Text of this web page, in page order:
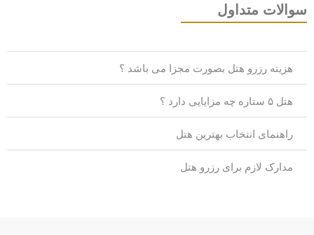
متداول
هزینه رزرو هتل بصورت مجزا می باشد ؟
هتل ۵ ستاره چه مزایایی دارد ؟
راهنمای انتخاب بهترین هتل
مدارک لازم برای رزرو هتل